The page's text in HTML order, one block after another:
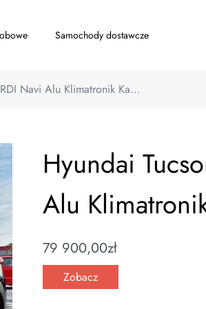
Samochody dostawcze
Navi Alu Klimatronik Ka…
Hyundai
Alu
79 900,00zł
Zobacz